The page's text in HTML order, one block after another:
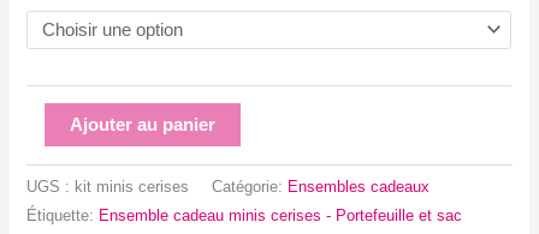
quantité
de
cadeau
Ajouter au panier
UGS : kit minis cerises Catégorie: Ensembles cadeaux
Étiquette: Ensemble cadeau minis cerises - Portefeuille et sac